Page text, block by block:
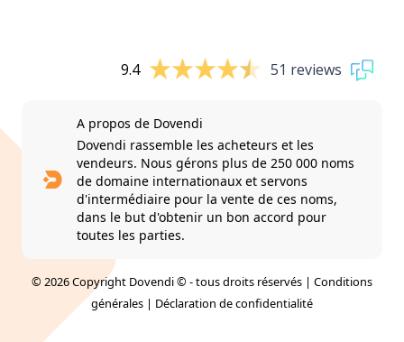
9.4 51 reviews
A propos de Dovendi
Dovendi rassemble les acheteurs et les
vendeurs. Nous gérons plus de 250 000 noms
de domaine internationaux et servons
d'intermédiaire pour la vente de ces noms,
dans le but d'obtenir un bon accord pour
toutes les parties.
© 2026 Copyright Dovendi © - tous droits réservés | Conditions
générales | Déclaration de confidentialité